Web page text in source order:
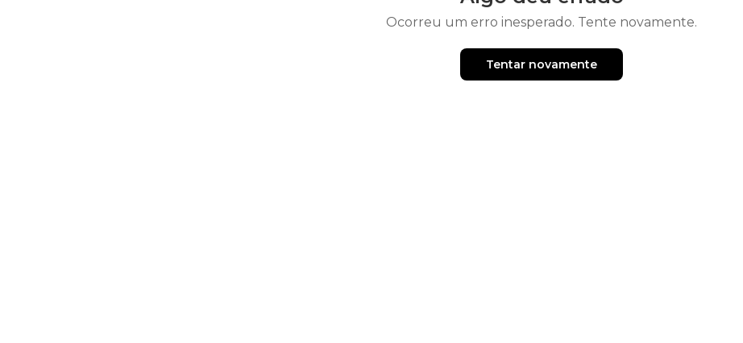
Ocorreu um erro inesperado. Tente novamente.
Tentar novamente